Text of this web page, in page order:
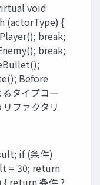
void
(actorType) {
break;
break;
Before
タイプコー
ファクタリ
if (条件)
= 30; return